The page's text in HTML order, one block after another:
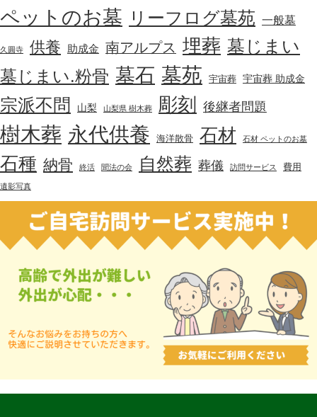
ペットのお墓 リーフログ墓苑 一般墓
久圓寺 供養 助成金 南アルプス 埋葬 墓じまい
墓じまい.粉骨 墓石 墓苑 宇宙葬 宇宙葬 助成金
宗派不問 山梨 山梨県 樹木葬 彫刻 後継者問題
樹木葬 永代供養 海洋散骨 石材 石材 ペットのお墓
石種 納骨 終活 聞法の会 自然葬 葬儀 訪問サービス 費用
遺影写真